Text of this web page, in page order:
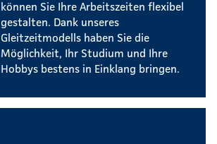
können Sie Ihre Arbeitszeiten flexibel
gestalten. Dank unseres
Gleitzeitmodells haben Sie die
Möglichkeit, Ihr Studium und Ihre
Hobbys bestens in Einklang bringen.